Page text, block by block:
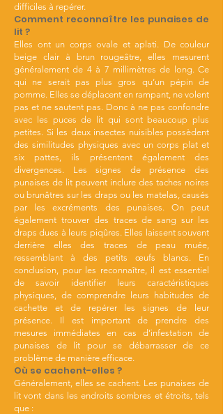
difficiles à repérer.
Comment reconnaître les punaises de
lit ?
Elles ont un corps ovale et aplati. De couleur
beige clair à brun rougeâtre, elles mesurent
généralement de 4 à 7 millimètres de long. Ce
qui ne serait pas plus gros qu’un pépin de
pomme. Elles se déplacent en rampant, ne volent
pas et ne sautent pas. Donc à ne pas confondre
avec les puces de lit qui sont beaucoup plus
petites. Si les deux insectes nuisibles possèdent
des similitudes physiques avec un corps plat et
six pattes, ils présentent également des
divergences. Les signes de présence des
punaises de lit peuvent inclure des taches noires
ou brunâtres sur les draps ou les matelas, causés
par les excréments des punaises. On peut
également trouver des traces de sang sur les
draps dues à leurs piqûres. Elles laissent souvent
derrière elles des traces de peau muée,
ressemblant à des petits œufs blancs. En
conclusion, pour les reconnaître, il est essentiel
de savoir identifier leurs caractéristiques
physiques, de comprendre leurs habitudes de
cachette et de repérer les signes de leur
présence. Il est important de prendre des
mesures immédiates en cas d’infestation de
punaises de lit pour se débarrasser de ce
problème de manière efficace.
Où se cachent-elles ?
Généralement, elles se cachent. Les punaises de
lit vont dans les endroits sombres et étroits, tels
que :